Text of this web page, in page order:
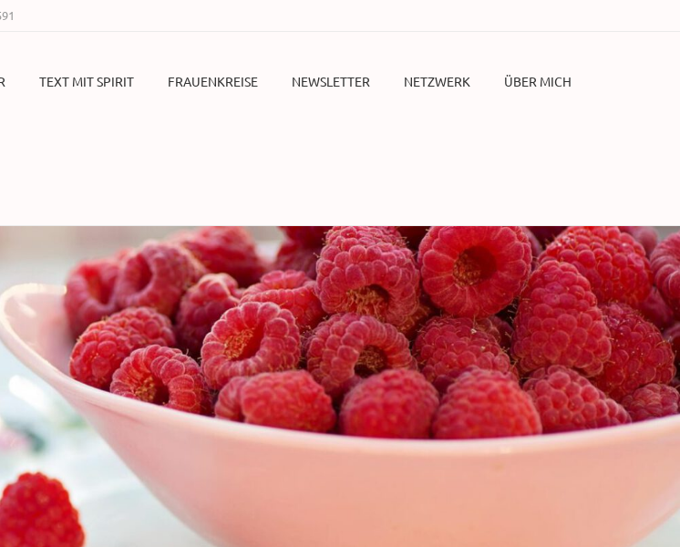
TEXT MIT SPIRIT FRAUENKREISE NEWSLETTER NETZWERK ÜBER MICH